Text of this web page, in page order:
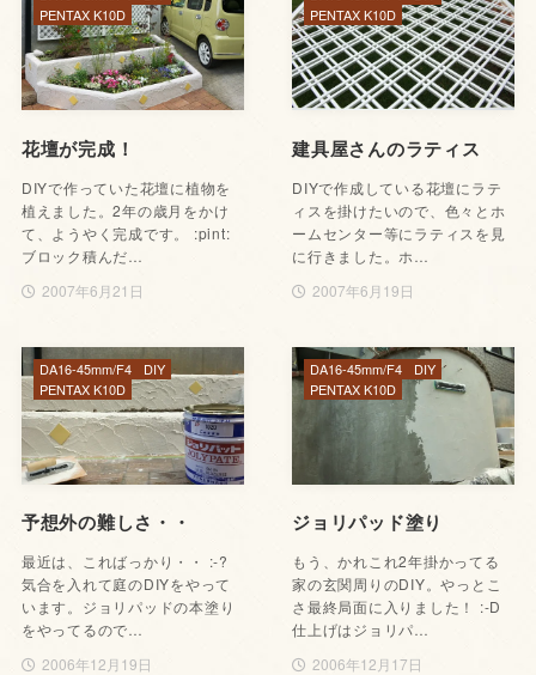
花壇が完成！
DIYで作っていた花壇に植物を
植えました。2年の歳月をかけ
て、ようやく完成です。 :pint:
ブロック積んだ…
2007年6月21日
PENTAX K10D
建具屋さんのラティス
DIYで作成している花壇にラテ
ィスを掛けたいので、色々とホ
ームセンター等にラティスを見
に行きました。ホ…
2007年6月19日
PENTAX K10D
予想外の難しさ・・
最近は、こればっかり・・ :-?
気合を入れて庭のDIYをやって
います。ジョリパッドの本塗り
をやってるので…
2006年12月19日
DA16-45mm/F4
DIY
PENTAX K10D
ジョリパッド塗り
もう、かれこれ2年掛かってる
家の玄関周りのDIY。やっとこ
さ最終局面に入りました！ :-D
仕上げはジョリパ…
2006年12月17日
DA16-45mm/F4
DIY
PENTAX K10D